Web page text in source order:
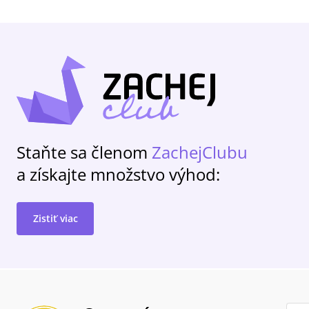
Staňte sa členom ZachejClubu
a získajte množstvo výhod:
Zistiť viac